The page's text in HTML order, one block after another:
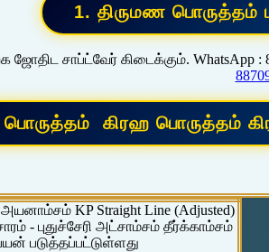
ஜோதிட சாப்ட்வேர் கிடைக்கும். WhatsApp :
KP Straight Line (Adjusted)
- புதுச்சேரி அட்சாம்சம் தீர்க்காம்சம்
படுத்தப்பட்டுள்ளது